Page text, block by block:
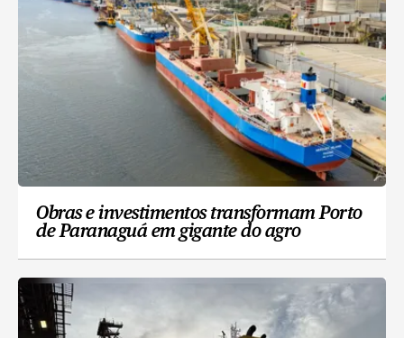
Obras e investimentos transformam Porto
de Paranaguá em gigante do agro